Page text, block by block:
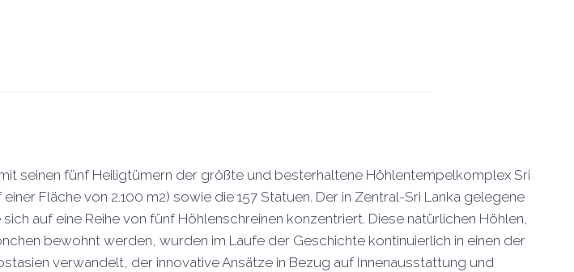
seinen fünf Heiligtümern der größte und besterhaltene Höhlentempelkomplex Sri
Fläche von 2.100 m2) sowie die 157 Statuen. Der in Zentral-Sri Lanka gelegene
auf eine Reihe von fünf Höhlenschreinen konzentriert. Diese natürlichen Höhlen,
bewohnt werden, wurden im Laufe der Geschichte kontinuierlich in einen der
verwandelt, der innovative Ansätze in Bezug auf Innenausstattung und